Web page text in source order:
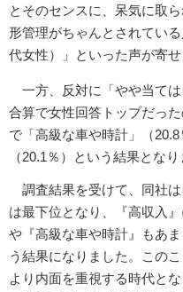
とそのセンスに、呆気に取
形管理がちゃんとされてい
代女性）」といった声が寄せ
一方、反対に「やや当て
合算で女性回答トップだっ
で「高級な車や時計」（20.8
（20.1％）という結果となり
調査結果を受けて、同社は
は最下位となり、『高収入
や『高級な車や時計』もあ
う結果になりました。この
より内面を重視する時代と